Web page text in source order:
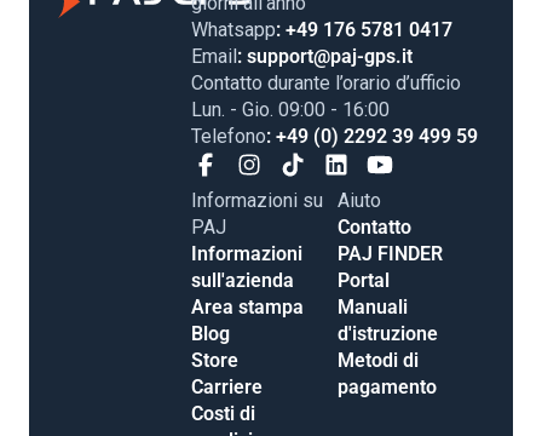
Whatsapp: +49 176 5781 0417
Email: support@paj-gps.it
Contatto durante l’orario d’ufficio
Lun. - Gio. 09:00 - 16:00
Telefono: +49 (0) 2292 39 499 59
Informazioni su
PAJ
Informazioni
sull'azienda
Area stampa
Blog
Store
Carriere
Costi di
Aiuto
Contatto
PAJ FINDER
Portal
Manuali
d'istruzione
Metodi di
pagamento